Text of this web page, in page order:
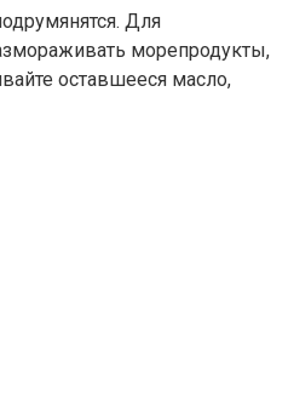
Для
морепродукты,
оставшееся масло,